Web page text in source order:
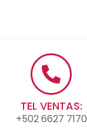
TEL VENTAS:
+502 6627 7170